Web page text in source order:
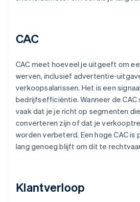
CAC
CAC meet hoeveel je uitgeeft om
werven, inclusief advertentie-
verkoopsalarissen. Het is een
bedrijfsefficiëntie. Wanneer de
vaak dat je je richt op segmenten
converteren zijn of dat je
worden verbeterd. Een hoge CAC is
lang genoeg blijft om dit te
Klantverloop